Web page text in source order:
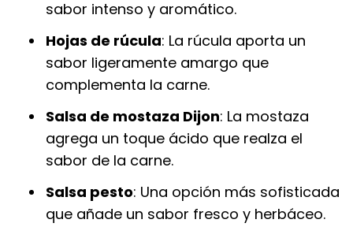
sabor intenso y aromático.
Hojas de rúcula: La rúcula aporta un
sabor ligeramente amargo que
complementa la carne.
Salsa de mostaza Dijon: La mostaza
agrega un toque ácido que realza el
sabor de la carne.
Salsa pesto: Una opción más sofisticada
que añade un sabor fresco y herbáceo.